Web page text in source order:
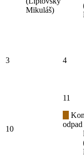
Mikuláš)
3 4
10
11
odpad